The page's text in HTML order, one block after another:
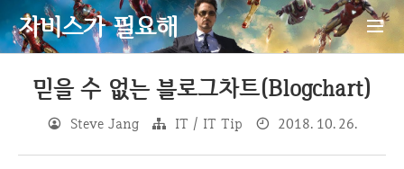
자비스가 필요해
믿을 수 없는 블로그차트(Blogchart)
Steve Jang IT / IT Tip 2018. 10. 26.